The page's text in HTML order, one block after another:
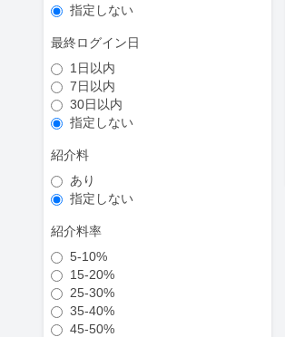
指定しない
最終ログイン日
1日以内
7日以内
30日以内
指定しない
紹介料
あり
指定しない
紹介料率
5-10%
15-20%
25-30%
35-40%
45-50%